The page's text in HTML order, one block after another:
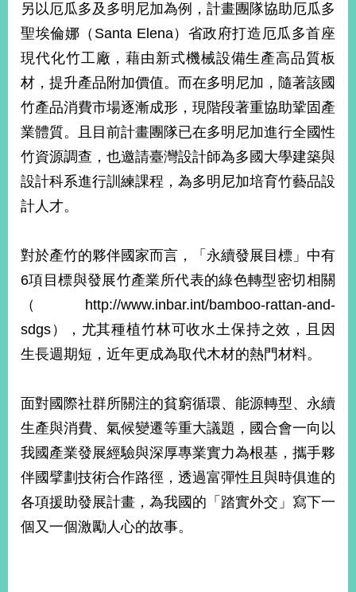
另以厄瓜多及多明尼加為例，計畫團隊協助厄瓜多
聖埃倫娜（Santa Elena）省政府打造厄瓜多首座
現代化竹工廠，藉由新式機械設備生產高品質板
材，提升產品附加價值。而在多明尼加，隨著該國
竹產品消費市場逐漸成形，現階段著重協助鞏固產
業體質。且目前計畫團隊已在多明尼加進行全國性
竹資源調查，也邀請臺灣設計師為多國大學建築與
設計科系進行訓練課程，為多明尼加培育竹藝品設
計人才。
對於產竹的夥伴國家而言，「永續發展目標」中有
6項目標與發展竹產業所代表的綠色轉型密切相關
（http://www.inbar.int/bamboo-rattan-and-
sdgs），尤其種植竹林可收水土保持之效，且因
生長週期短，近年更成為取代木材的熱門材料。
面對國際社群所關注的貧窮循環、能源轉型、永續
生產與消費、氣候變遷等重大議題，國合會一向以
我國產業發展經驗與深厚專業實力為根基，攜手夥
伴國擘劃技術合作路徑，透過富彈性且與時俱進的
各項援助發展計畫，為我國的「踏實外交」寫下一
個又一個激勵人心的故事。